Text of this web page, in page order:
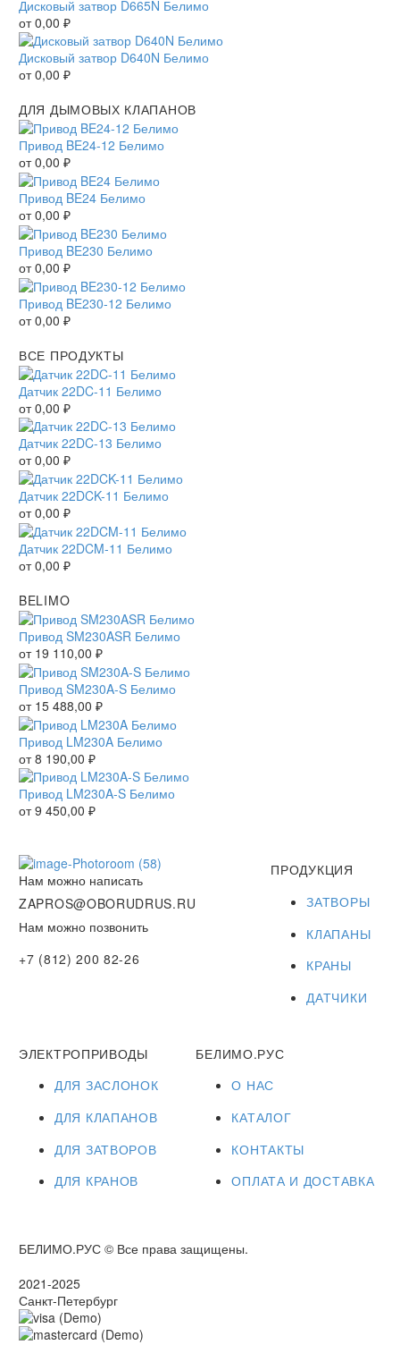
Дисковый затвор D665N Белимо
от0,00 ₽
Дисковый затвор D640N Белимо
от0,00 ₽
ДЛЯ ДЫМОВЫХ КЛАПАНОВ
Привод BE24-12 Белимо
от0,00 ₽
Привод BE24 Белимо
от0,00 ₽
Привод BE230 Белимо
от0,00 ₽
Привод BE230-12 Белимо
от0,00 ₽
ВСЕ ПРОДУКТЫ
Датчик 22DC-11 Белимо
от0,00 ₽
Датчик 22DC-13 Белимо
от0,00 ₽
Датчик 22DCK-11 Белимо
от0,00 ₽
Датчик 22DCM-11 Белимо
от0,00 ₽
BELIMO
Привод SM230ASR Белимо
от 19 110,00 ₽
Привод SM230A-S Белимо
от 15 488,00 ₽
Привод LM230A Белимо
от8 190,00 ₽
Привод LM230A-S Белимо
от9 450,00 ₽
Нам можно написать
ZAPROS@OBORUDRUS.RU
Нам можно позвонить
+7 (812) 200 82-26
ПРОДУКЦИЯ
ЗАТВОРЫ
КЛАПАНЫ
КРАНЫ
ДАТЧИКИ
ЭЛЕКТРОПРИВОДЫ
ДЛЯ ЗАСЛОНОК
ДЛЯ КЛАПАНОВ
ДЛЯ ЗАТВОРОВ
ДЛЯ КРАНОВ
БЕЛИМО.РУС
О НАС
КАТАЛОГ
КОНТАКТЫ
ОПЛАТА И ДОСТАВКА
БЕЛИМО.РУС © Все права защищены.
2021-2025
Санкт-Петербург